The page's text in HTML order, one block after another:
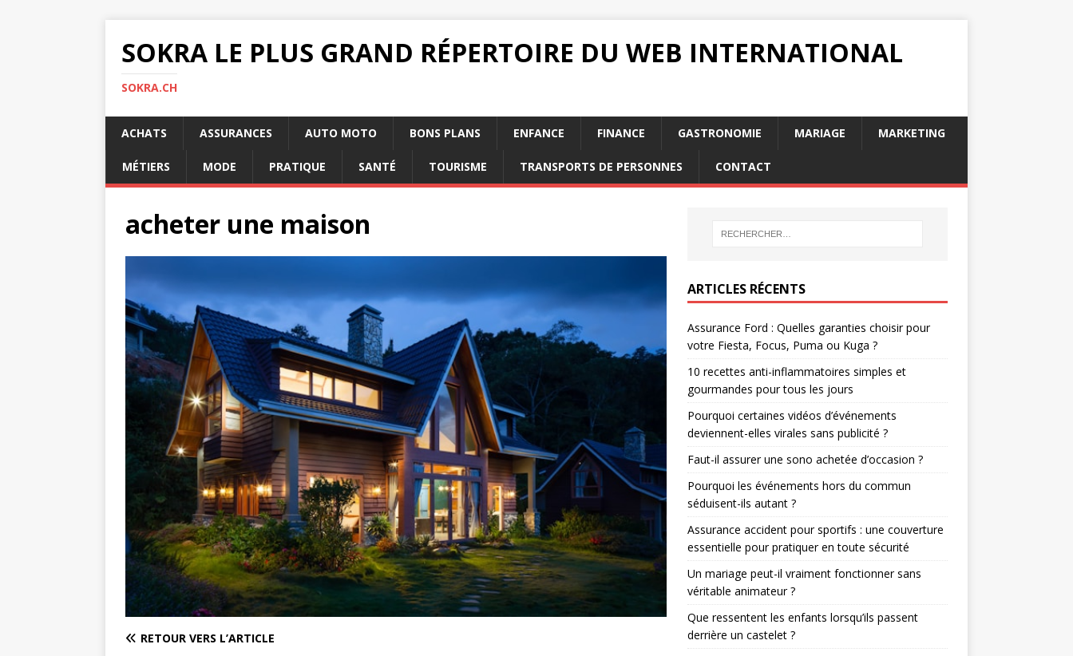
SOKRA LE PLUS GRAND RÉPERTOIRE DU WEB INTERNATIONAL
SOKRA.CH
ACHATS ASSURANCES AUTO MOTO BONS PLANS ENFANCE FINANCE GASTRONOMIE MARIAGE MARKETING
MÉTIERS MODE PRATIQUE SANTÉ TOURISME TRANSPORTS DE PERSONNES CONTACT
acheter une maison
RETOUR VERS L’ARTICLE
ARTICLES RÉCENTS
Assurance Ford : Quelles garanties choisir pour
votre Fiesta, Focus, Puma ou Kuga ?
10 recettes anti-inflammatoires simples et
gourmandes pour tous les jours
Pourquoi certaines vidéos d’événements
deviennent-elles virales sans publicité ?
Faut-il assurer une sono achetée d’occasion ?
Pourquoi les événements hors du commun
séduisent-ils autant ?
Assurance accident pour sportifs : une couverture
essentielle pour pratiquer en toute sécurité
Un mariage peut-il vraiment fonctionner sans
véritable animateur ?
Que ressentent les enfants lorsqu’ils passent
derrière un castelet ?